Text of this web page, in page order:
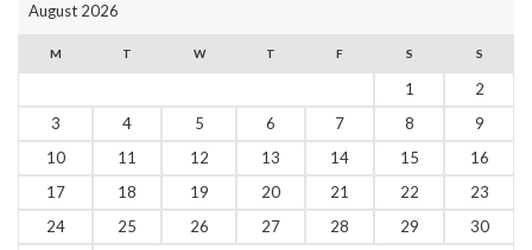
August 2026
M T W T F S S
1
2
3
4 5 6 7 8
9
10
11 12 13 14 15
16
17
18 19 20 21 22
23
24
25 26 27 28 29
30